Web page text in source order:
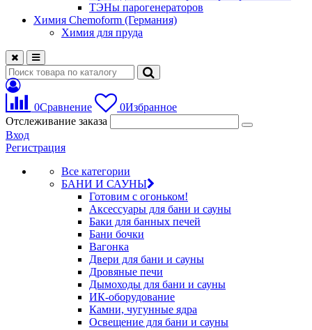
ТЭНы парогенераторов
Химия Chemoform (Германия)
Химия для пруда
0Сравнение 0Избранное
Отслеживание заказа
Вход
Регистрация
Все категории
БАНИ И САУНЫ
Готовим с огоньком!
Аксессуары для бани и сауны
Баки для банных печей
Бани бочки
Вагонка
Двери для бани и сауны
Дровяные печи
Дымоходы для бани и сауны
ИК-оборудование
Камни, чугунные ядра
Освещение для бани и сауны